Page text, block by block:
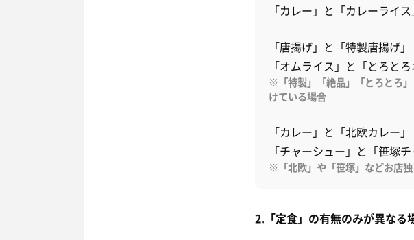
「カレー」と「カレーライス
「唐揚げ」と「特製唐揚げ」
「オムライス」と「とろとろ
※「特製」「絶品」「とろとろ
けている場合
「カレー」と「北欧カレー」
「チャーシュー」と「笹塚チ
※「北欧」や「笹塚」などお店
2.「定食」の有無のみが異なる